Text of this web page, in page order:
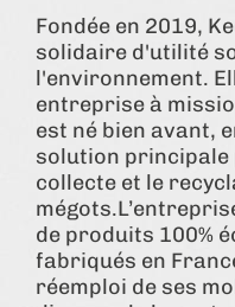
Fondée en 2019,
solidaire d'utilité
l'environnement.
entreprise à
est né bien avant,
solution
collecte et le
de produits 100%
fabriqués en
réemploi de ses